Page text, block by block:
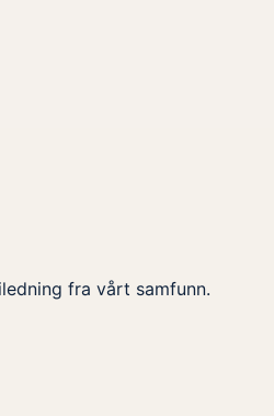
fra vårt samfunn.